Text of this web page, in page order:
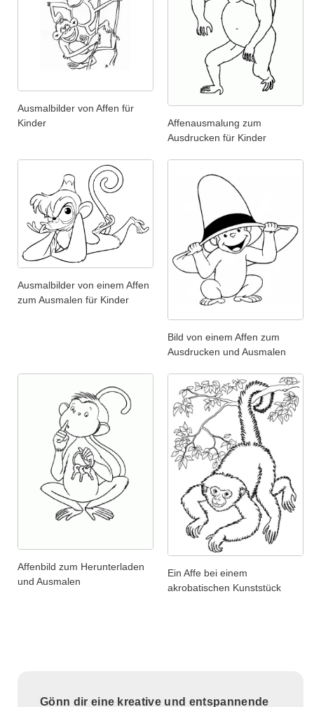
Ausmalbilder von Affen für
Kinder
Affenausmalung zum
Ausdrucken für Kinder
Ausmalbilder von einem Affen
zum Ausmalen für Kinder
Bild von einem Affen zum
Ausdrucken und Ausmalen
Affenbild zum Herunterladen
und Ausmalen
Ein Affe bei einem
akrobatischen Kunststück
Gönn dir eine kreative und entspannende